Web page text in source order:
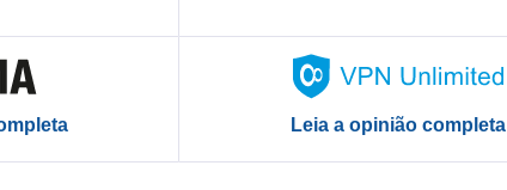
Leia a opinião completa